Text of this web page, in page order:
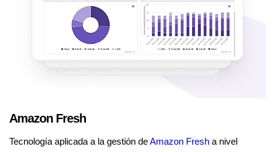
Amazon Fresh
Tecnología aplicada a la gestión deAmazon Fresh a nivel